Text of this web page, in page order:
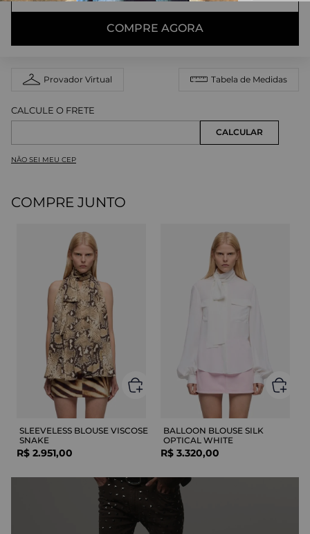
COMPRE AGORA
Provador Virtual Tabela de Medidas
NÃO SEI MEU CEP
COMPRE JUNTO
SLEEVELESS BLOUSE VISCOSE
SNAKE
R$ 2.951,00
BALLOON BLOUSE SILK
OPTICAL WHITE
R$ 3.320,00